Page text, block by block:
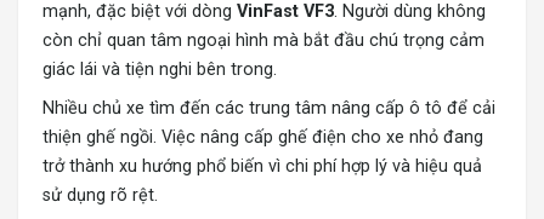
mạnh, đặc biệt với dòng VinFast VF3. Người dùng không
còn chỉ quan tâm ngoại hình mà bắt đầu chú trọng cảm
giác lái và tiện nghi bên trong.
Nhiều chủ xe tìm đến các trung tâm nâng cấp ô tô để cải
thiện ghế ngồi. Việc nâng cấp ghế điện cho xe nhỏ đang
trở thành xu hướng phổ biến vì chi phí hợp lý và hiệu quả
sử dụng rõ rệt.